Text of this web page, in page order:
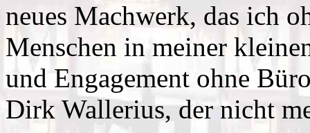
neues Machwerk, das ich
Menschen in meiner
und Engagement ohne
Dirk Wallerius, der nicht